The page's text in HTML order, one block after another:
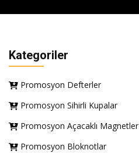
Kategoriler
Promosyon Defterler
Promosyon Sihirli Kupalar
Promosyon Açacaklı Magnetler
Promosyon Bloknotlar